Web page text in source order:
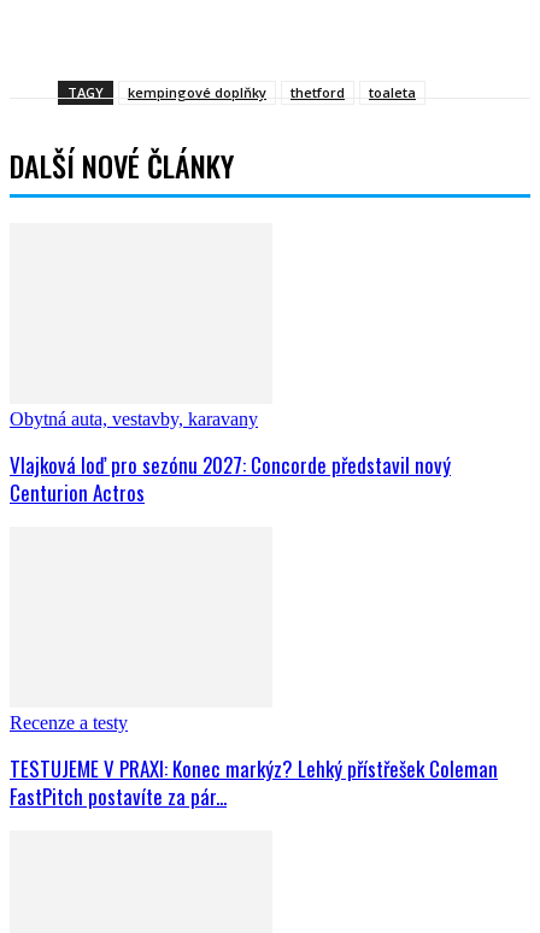
TAGY kempingové doplňky thetford toaleta
DALŠÍ NOVÉ ČLÁNKY
Obytná auta, vestavby, karavany
Vlajková loď pro sezónu 2027: Concorde představil nový
Centurion Actros
Recenze a testy
TESTUJEME V PRAXI: Konec markýz? Lehký přístřešek Coleman
FastPitch postavíte za pár...